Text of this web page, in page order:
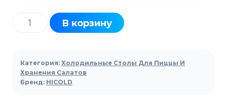
Количество
товара
холодильный
для
салатов
В корзину
Категория: Холодильные Столы Для Пиццы И
Хранения Салатов
Бренд: HICOLD